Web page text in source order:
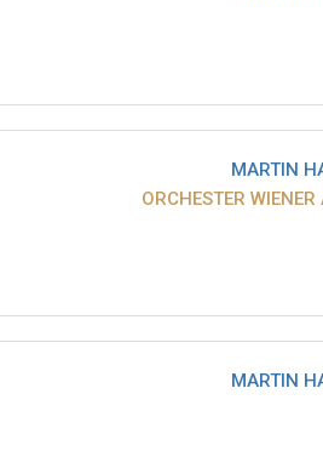
MARTIN
ORCHESTER WIENER
MARTIN